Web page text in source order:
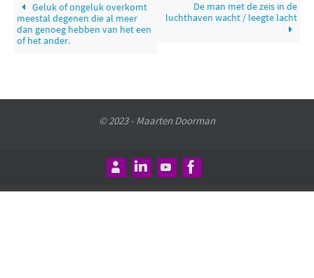
Geluk of ongeluk overkomt
meestal degenen die al meer
dan genoeg hebben van het een
of het ander.
De man met de zeis in de
luchthaven wacht / leegte lacht
© 2023 - Maarten Doorman